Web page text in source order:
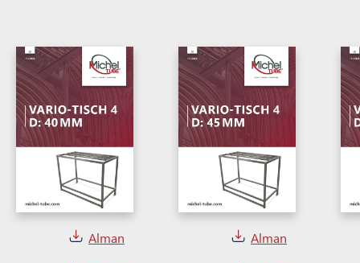
Alman Alman